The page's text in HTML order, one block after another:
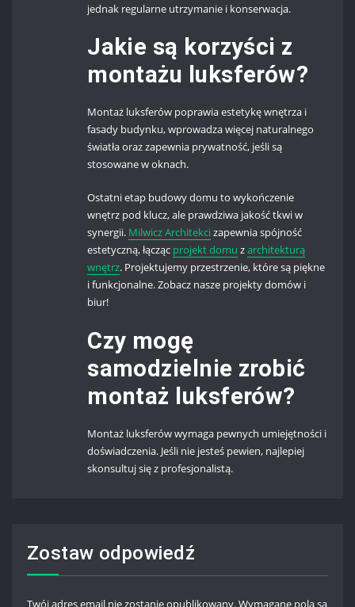
jednak regularne utrzymanie i konserwacja.
Jakie są korzyści z
montażu luksferów?
Montaż luksferów poprawia estetykę wnętrza i
fasady budynku, wprowadza więcej naturalnego
światła oraz zapewnia prywatność, jeśli są
stosowane w oknach.
Ostatni etap budowy domu to wykończenie
wnętrz pod klucz, ale prawdziwa jakość tkwi w
synergii. Milwicz Architekcizapewnia spójność
estetyczną, łącząc projekt domu zarchitekturą
wnętrz. Projektujemy przestrzenie, które są piękne
i funkcjonalne. Zobacz nasze projekty domów i
biur!
Czy mogę
samodzielnie zrobić
montaż luksferów?
Montaż luksferów wymaga pewnych umiejętności i
doświadczenia. Jeśli nie jesteś pewien, najlepiej
skonsultuj się z profesjonalistą.
Zostaw odpowiedź
Twój adres email nie zostanie opublikowany.Wymagane pola są